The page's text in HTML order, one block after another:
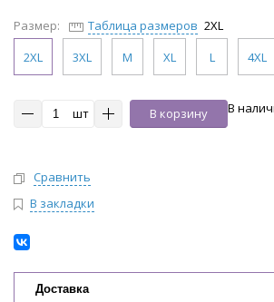
Размер: Таблица размеров 2XL
2XL
3XL M XL L 4XL
шт В корзину В
Сравнить
В закладки
Доставка